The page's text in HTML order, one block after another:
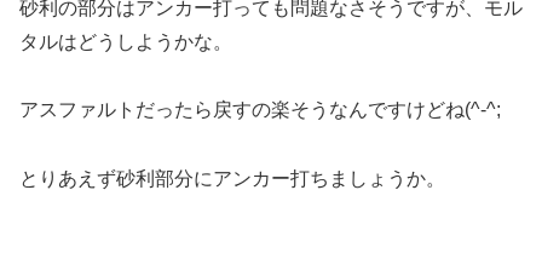
砂利の部分はアンカー打っても問題なさそうですが、モル
タルはどうしようかな。
アスファルトだったら戻すの楽そうなんですけどね(^-^;
とりあえず砂利部分にアンカー打ちましょうか。